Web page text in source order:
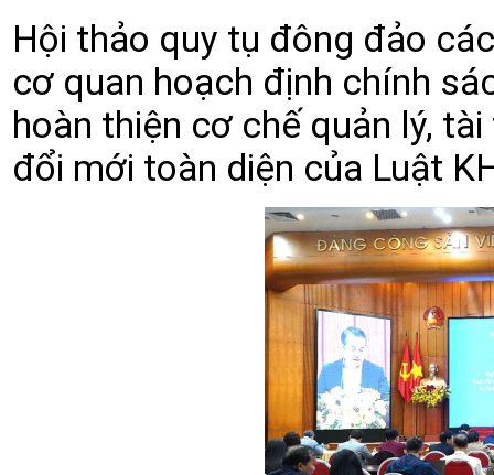
Hội thảo quy tụ đông đảo
cơ quan hoạch định chính
hoàn thiện cơ chế quản lý,
đổi mới toàn diện của Luật